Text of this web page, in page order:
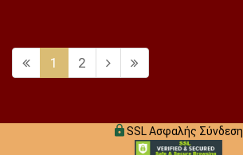
1 2
SSL Ασφαλής Σύνδεση